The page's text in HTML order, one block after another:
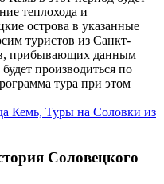
теплохода и
острова в указанные
туристов из Санкт-
прибывающих данным
производиться по
тура при этом
Соловецкого